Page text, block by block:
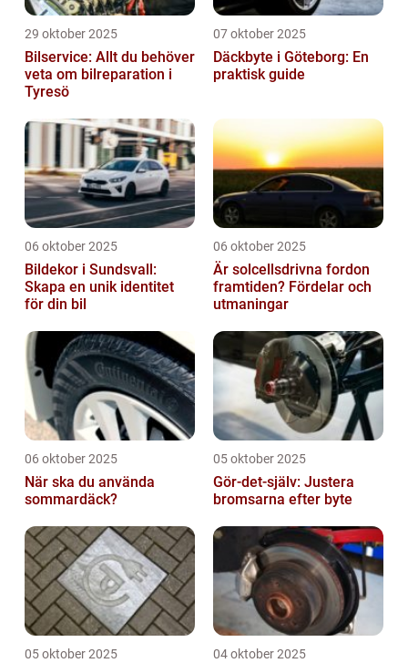
29 oktober 2025
Bilservice: Allt du behöver
veta om bilreparation i
Tyresö
07 oktober 2025
Däckbyte i Göteborg: En
praktisk guide
06 oktober 2025
Bildekor i Sundsvall:
Skapa en unik identitet
för din bil
06 oktober 2025
Är solcellsdrivna fordon
framtiden? Fördelar och
utmaningar
06 oktober 2025
När ska du använda
sommardäck?
05 oktober 2025
Gör-det-själv: Justera
bromsarna efter byte
05 oktober 2025 04 oktober 2025